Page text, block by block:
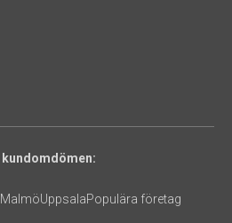
kundomdömen:
MalmöUppsalaPopulära företag